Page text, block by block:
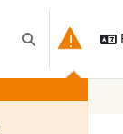
Activer/